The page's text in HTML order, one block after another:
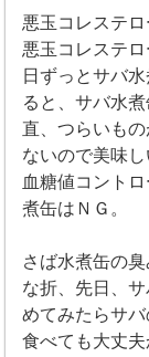
悪玉コレステ
悪玉コレステ
日ずっとサバ
ると、サバ水
直、つらいも
ないので美味
血糖値コント
煮缶はＮＧ。
さば水煮缶の
な折、先日、
めてみたらサ
食べても大丈